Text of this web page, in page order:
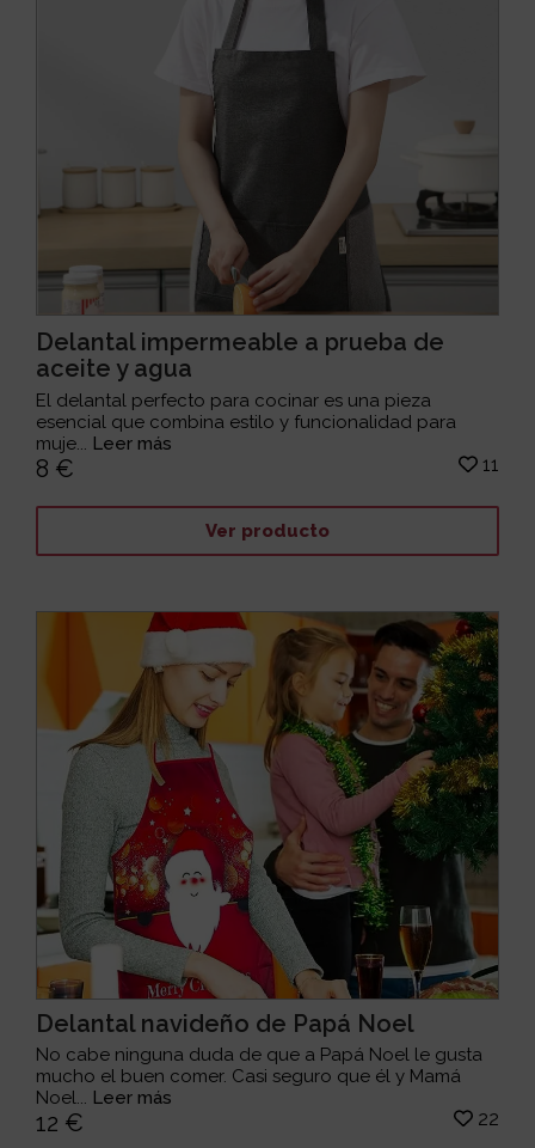
Delantal impermeable a prueba de
aceite y agua
El delantal perfecto para cocinar es una pieza
esencial que combina estilo y funcionalidad para
muje... Leer más
8 € 11
Ver producto
Delantal navideño de Papá Noel
No cabe ninguna duda de que a Papá Noel le gusta
mucho el buen comer. Casi seguro que él y Mamá
Noel... Leer más
12 € 22